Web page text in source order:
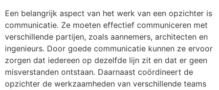
Een belangrijk aspect van het werk van een opzichter is
communicatie. Ze moeten effectief communiceren met
verschillende partijen, zoals aannemers, architecten en
ingenieurs. Door goede communicatie kunnen ze ervoor
zorgen dat iedereen op dezelfde lijn zit en dat er geen
misverstanden ontstaan. Daarnaast coördineert de
opzichter de werkzaamheden van verschillende teams